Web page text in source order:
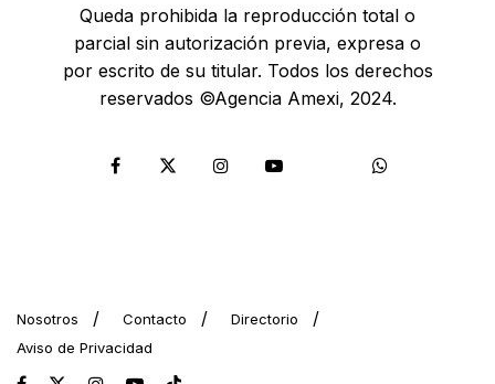
Queda prohibida la reproducción total o
parcial sin autorización previa, expresa o
por escrito de su titular. Todos los derechos
reservados ©Agencia Amexi, 2024.
Nosotros Contacto
Directorio
Aviso de Privacidad